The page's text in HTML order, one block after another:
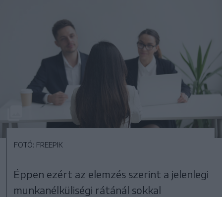
FOTÓ: FREEPIK
Éppen ezért az elemzés szerint a jelenlegi
munkanélküliségi rátánál sokkal